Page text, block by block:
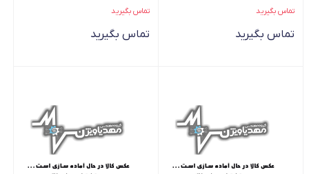
تماس بگیرید
تماس بگیرید
تماس بگیرید
تماس بگیرید